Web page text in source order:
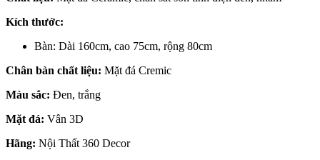
Kích thước:
Bàn: Dài 160cm, cao 75cm, rộng 80cm
Chân bàn chất liệu: Mặt đá Cremic
Màu sắc: Đen, trắng
Mặt đá: Vân 3D
Hãng: Nội Thất 360 Decor